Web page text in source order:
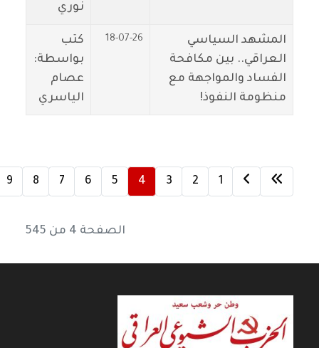
نوري
المشهد السياسي
العراقي.. بين مكافحة
الفساد والمواجهة مع
منظومة النفوذ!
18-07-26
كتب
بواسطة:
عصام
الياسري
1
2
3
4
5
6
7
8
9
الصفحة 4 من 545